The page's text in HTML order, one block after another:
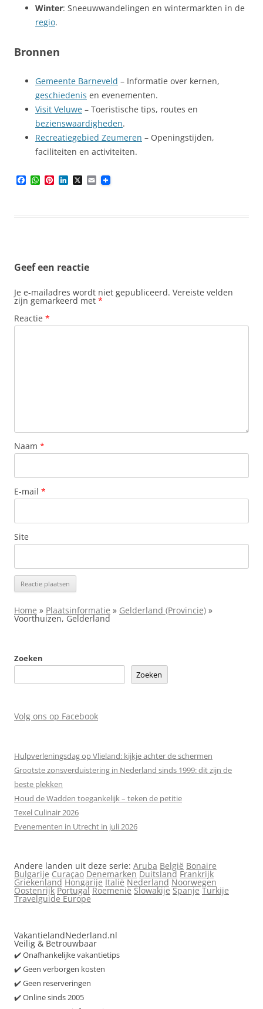
Winter: Sneeuwwandelingen en wintermarkten in de
regio.
Bronnen
Gemeente Barneveld – Informatie over kernen,
geschiedenis en evenementen.
Visit Veluwe – Toeristische tips, routes en
bezienswaardigheden.
Recreatiegebied Zeumeren – Openingstijden,
faciliteiten en activiteiten.
W P X E
m
Geef een reactie
Je e-mailadres wordt niet gepubliceerd. Vereiste velden
zijn gemarkeerd met *
Reactie *
Naam *
E-mail *
Site
Home » Plaatsinformatie » Gelderland (Provincie) »
Voorthuizen, Gelderland
Zoeken
Zoeken
Volg ons op Facebook
Hulpverleningsdag op Vlieland: kijkje achter de schermen
Grootste zonsverduistering in Nederland sinds 1999: dit zijn de
beste plekken
Houd de Wadden toegankelijk – teken de petitie
Texel Culinair 2026
Evenementen in Utrecht in juli 2026
Andere landen uit deze serie: Aruba België Bonaire
Bulgarije Curaçao Denemarken Duitsland Frankrijk
Griekenland Hongarije Italië Nederland Noorwegen
Oostenrijk Portugal Roemenië Slowakije Spanje Turkije
Travelguide Europe
VakantielandNederland.nl
Veilig & Betrouwbaar
✔️ Onafhankelijke vakantietips
✔️ Geen verborgen kosten
✔️ Geen reserveringen
✔️ Online sinds 2005